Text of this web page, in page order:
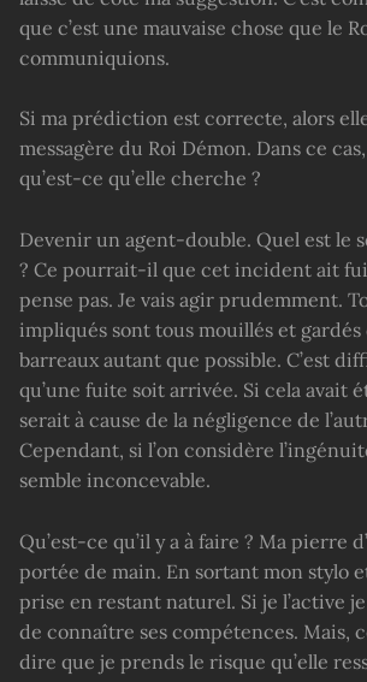
que c’est une mauvaise chose que le
communiquions.
Si ma prédiction est correcte, alors elle
messagère du Roi Démon. Dans ce
qu’est-ce qu’elle cherche ?
Devenir un agent-double. Quel est le
? Ce pourrait-il que cet incident ait
pense pas. Je vais agir prudemment.
impliqués sont tous mouillés et
barreaux autant que possible. C’est
qu’une fuite soit arrivée. Si cela avait
serait à cause de la négligence de
Cependant, si l’on considère
semble inconcevable.
Qu’est-ce qu’il y a à faire ? Ma pierre
portée de main. En sortant mon stylo
prise en restant naturel. Si je l’active
de connaître ses compétences. Mais,
dire que je prends le risque qu’elle